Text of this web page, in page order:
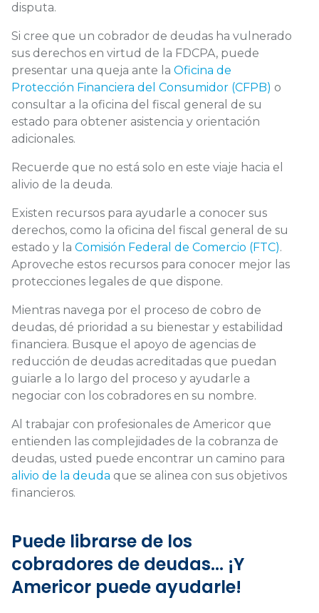
disputa.
Si cree que un cobrador de deudas ha vulnerado
sus derechos en virtud de la FDCPA, puede
presentar una queja ante la Oficina de
Protección Financiera del Consumidor (CFPB) o
consultar a la oficina del fiscal general de su
estado para obtener asistencia y orientación
adicionales.
Recuerde que no está solo en este viaje hacia el
alivio de la deuda.
Existen recursos para ayudarle a conocer sus
derechos, como la oficina del fiscal general de su
estado y la Comisión Federal de Comercio (FTC).
Aproveche estos recursos para conocer mejor las
protecciones legales de que dispone.
Mientras navega por el proceso de cobro de
deudas, dé prioridad a su bienestar y estabilidad
financiera. Busque el apoyo de agencias de
reducción de deudas acreditadas que puedan
guiarle a lo largo del proceso y ayudarle a
negociar con los cobradores en su nombre.
Al trabajar con profesionales de Americor que
entienden las complejidades de la cobranza de
deudas, usted puede encontrar un camino para
alivio de la deuda que se alinea con sus objetivos
financieros.
Puede librarse de los
cobradores de deudas... ¡Y
Americor puede ayudarle!